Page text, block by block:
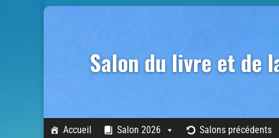
Salon du livre et de
Accueil Salon 2026 Salons précédents